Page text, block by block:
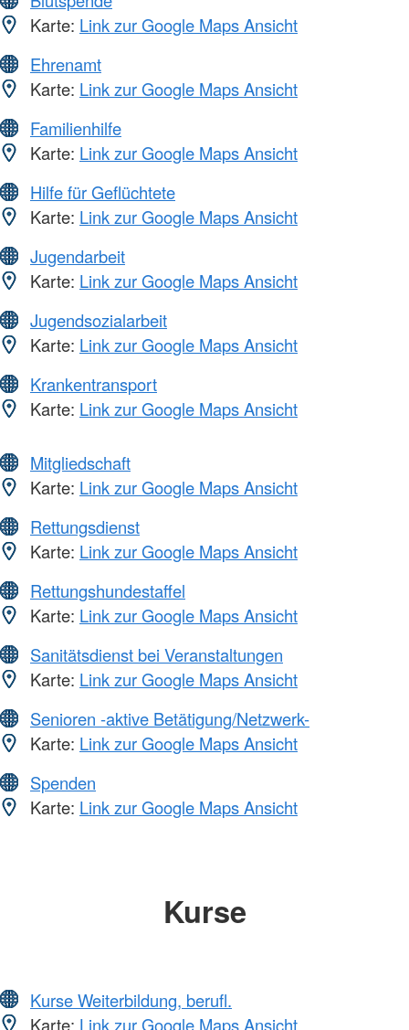
Karte: Link zur Google Maps Ansicht
Ehrenamt
Karte: Link zur Google Maps Ansicht
Familienhilfe
Karte: Link zur Google Maps Ansicht
Hilfe für Geflüchtete
Karte: Link zur Google Maps Ansicht
Jugendarbeit
Karte: Link zur Google Maps Ansicht
Jugendsozialarbeit
Karte: Link zur Google Maps Ansicht
Krankentransport
Karte: Link zur Google Maps Ansicht
Mitgliedschaft
Karte: Link zur Google Maps Ansicht
Rettungsdienst
Karte: Link zur Google Maps Ansicht
Rettungshundestaffel
Karte: Link zur Google Maps Ansicht
Sanitätsdienst bei Veranstaltungen
Karte: Link zur Google Maps Ansicht
Senioren -aktive Betätigung/Netzwerk-
Karte: Link zur Google Maps Ansicht
Spenden
Karte: Link zur Google Maps Ansicht
Kurse
Kurse Weiterbildung, berufl.
Karte: Link zur Google Maps Ansicht